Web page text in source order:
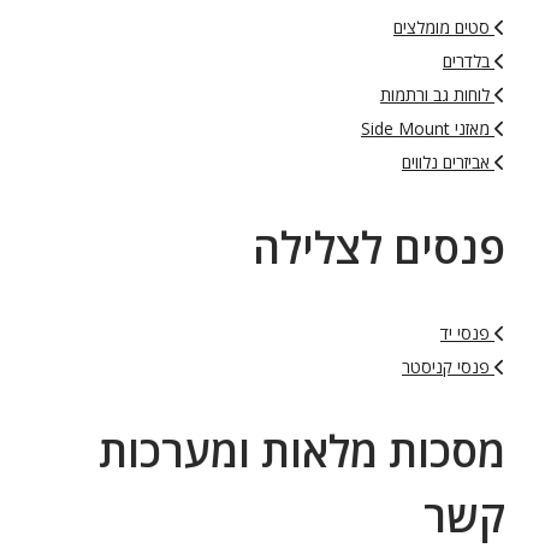
סטים מומלצים
בלדרים
לוחות גב ורתמות
מאזני Side Mount
אביזרים נלווים
פנסים לצלילה
פנסי יד
פנסי קניסטר
מסכות מלאות ומערכות
קשר